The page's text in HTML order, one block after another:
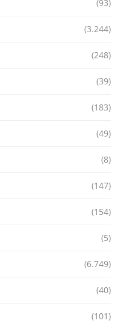
(93)
(3.244)
(248)
(39)
(183)
(49)
(8)
(147)
(154)
(5)
(6.749)
(40)
(101)